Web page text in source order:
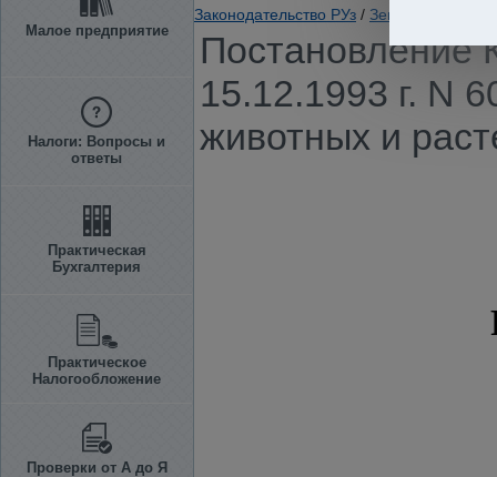
Малое предприятие
Налоги: Вопросы и
ответы
Практическая
Бухгалтерия
Практическое
Налогообложение
Проверки от А до Я
Законодательство РУз / Земля и иные
Постановление
15.12.1993 г. N
животных и